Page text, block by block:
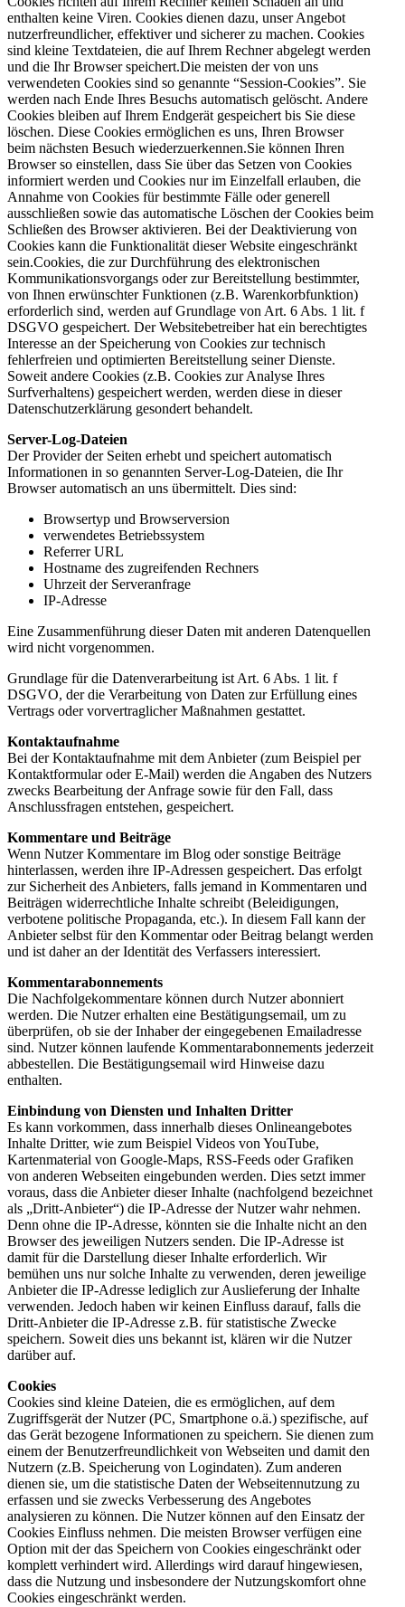
enthalten keine Viren. Cookies dienen dazu, unser Angebot
nutzerfreundlicher, effektiver und sicherer zu machen. Cookies
sind kleine Textdateien, die auf Ihrem Rechner abgelegt werden
und die Ihr Browser speichert.Die meisten der von uns
verwendeten Cookies sind so genannte “Session-Cookies”. Sie
werden nach Ende Ihres Besuchs automatisch gelöscht. Andere
Cookies bleiben auf Ihrem Endgerät gespeichert bis Sie diese
löschen. Diese Cookies ermöglichen es uns, Ihren Browser
beim nächsten Besuch wiederzuerkennen.Sie können Ihren
Browser so einstellen, dass Sie über das Setzen von Cookies
informiert werden und Cookies nur im Einzelfall erlauben, die
Annahme von Cookies für bestimmte Fälle oder generell
ausschließen sowie das automatische Löschen der Cookies beim
Schließen des Browser aktivieren. Bei der Deaktivierung von
Cookies kann die Funktionalität dieser Website eingeschränkt
sein.Cookies, die zur Durchführung des elektronischen
Kommunikationsvorgangs oder zur Bereitstellung bestimmter,
von Ihnen erwünschter Funktionen (z.B. Warenkorbfunktion)
erforderlich sind, werden auf Grundlage von Art. 6 Abs. 1 lit. f
DSGVO gespeichert. Der Websitebetreiber hat ein berechtigtes
Interesse an der Speicherung von Cookies zur technisch
fehlerfreien und optimierten Bereitstellung seiner Dienste.
Soweit andere Cookies (z.B. Cookies zur Analyse Ihres
Surfverhaltens) gespeichert werden, werden diese in dieser
Datenschutzerklärung gesondert behandelt.
Server-Log-Dateien
Der Provider der Seiten erhebt und speichert automatisch
Informationen in so genannten Server-Log-Dateien, die Ihr
Browser automatisch an uns übermittelt. Dies sind:
Browsertyp und Browserversion
verwendetes Betriebssystem
Referrer URL
Hostname des zugreifenden Rechners
Uhrzeit der Serveranfrage
IP-Adresse
Eine Zusammenführung dieser Daten mit anderen Datenquellen
wird nicht vorgenommen.
Grundlage für die Datenverarbeitung ist Art. 6 Abs. 1 lit. f
DSGVO, der die Verarbeitung von Daten zur Erfüllung eines
Vertrags oder vorvertraglicher Maßnahmen gestattet.
Kontaktaufnahme
Bei der Kontaktaufnahme mit dem Anbieter (zum Beispiel per
Kontaktformular oder E-Mail) werden die Angaben des Nutzers
zwecks Bearbeitung der Anfrage sowie für den Fall, dass
Anschlussfragen entstehen, gespeichert.
Kommentare und Beiträge
Wenn Nutzer Kommentare im Blog oder sonstige Beiträge
hinterlassen, werden ihre IP-Adressen gespeichert. Das erfolgt
zur Sicherheit des Anbieters, falls jemand in Kommentaren und
Beiträgen widerrechtliche Inhalte schreibt (Beleidigungen,
verbotene politische Propaganda, etc.). In diesem Fall kann der
Anbieter selbst für den Kommentar oder Beitrag belangt werden
und ist daher an der Identität des Verfassers interessiert.
Kommentarabonnements
Die Nachfolgekommentare können durch Nutzer abonniert
werden. Die Nutzer erhalten eine Bestätigungsemail, um zu
überprüfen, ob sie der Inhaber der eingegebenen Emailadresse
sind. Nutzer können laufende Kommentarabonnements jederzeit
abbestellen. Die Bestätigungsemail wird Hinweise dazu
enthalten.
Einbindung von Diensten und Inhalten Dritter
Es kann vorkommen, dass innerhalb dieses Onlineangebotes
Inhalte Dritter, wie zum Beispiel Videos von YouTube,
Kartenmaterial von Google-Maps, RSS-Feeds oder Grafiken
von anderen Webseiten eingebunden werden. Dies setzt immer
voraus, dass die Anbieter dieser Inhalte (nachfolgend bezeichnet
als „Dritt-Anbieter“) die IP-Adresse der Nutzer wahr nehmen.
Denn ohne die IP-Adresse, könnten sie die Inhalte nicht an den
Browser des jeweiligen Nutzers senden. Die IP-Adresse ist
damit für die Darstellung dieser Inhalte erforderlich. Wir
bemühen uns nur solche Inhalte zu verwenden, deren jeweilige
Anbieter die IP-Adresse lediglich zur Auslieferung der Inhalte
verwenden. Jedoch haben wir keinen Einfluss darauf, falls die
Dritt-Anbieter die IP-Adresse z.B. für statistische Zwecke
speichern. Soweit dies uns bekannt ist, klären wir die Nutzer
darüber auf.
Cookies
Cookies sind kleine Dateien, die es ermöglichen, auf dem
Zugriffsgerät der Nutzer (PC, Smartphone o.ä.) spezifische, auf
das Gerät bezogene Informationen zu speichern. Sie dienen zum
einem der Benutzerfreundlichkeit von Webseiten und damit den
Nutzern (z.B. Speicherung von Logindaten). Zum anderen
dienen sie, um die statistische Daten der Webseitennutzung zu
erfassen und sie zwecks Verbesserung des Angebotes
analysieren zu können. Die Nutzer können auf den Einsatz der
Cookies Einfluss nehmen. Die meisten Browser verfügen eine
Option mit der das Speichern von Cookies eingeschränkt oder
komplett verhindert wird. Allerdings wird darauf hingewiesen,
dass die Nutzung und insbesondere der Nutzungskomfort ohne
Cookies eingeschränkt werden.